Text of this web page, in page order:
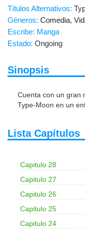
Títulos Alternativos:
Géneros: Comedia,
Escribe: Manga
Estado: Ongoing
Sinopsis
Cuenta con un gran
Type-Moon en un
Lista Capítulos
Capitulo 28
Capitulo 27
Capitulo 26
Capitulo 25
Capitulo 24